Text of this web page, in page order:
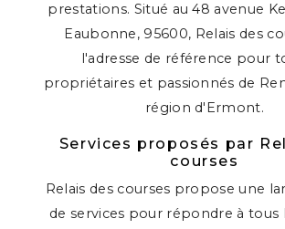
prestations. Situé au 48 avenue
Eaubonne, 95600, Relais des
l'adresse de référence pour
propriétaires et passionnés de
région d'Ermont.
Services proposés par
courses
Relais des courses propose une
de services pour répondre à tous